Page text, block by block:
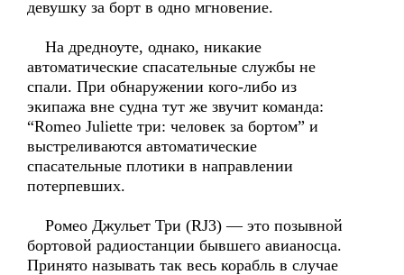
девушку за борт в одно мгновение.
На дредноуте, однако, никакие
автоматические спасательные службы не
спали. При обнаружении кого-либо из
экипажа вне судна тут же звучит команда:
“Romeo Juliette три: человек за бортом” и
выстреливаются автоматические
спасательные плотики в направлении
потерпевших.
Ромео Джульет Три (RJ3) — это позывной
бортовой радиостанции бывшего авианосца.
Принято называть так весь корабль в случае